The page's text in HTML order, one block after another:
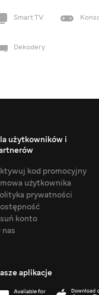
Smart TV
Dekodery
użytkowników i
kod promocyjny
użytkownika
prywatności
konto
nas
aplikacje